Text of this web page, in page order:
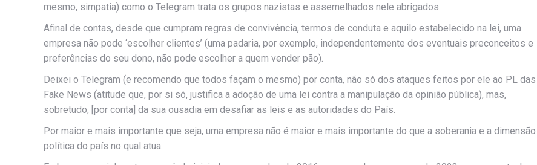
mesmo, simpatia) como o Telegram trata os grupos nazistas e assemelhados nele abrigados.
Afinal de contas, desde que cumpram regras de convivência, termos de conduta e aquilo estabelecido na lei, uma
empresa não pode ‘escolher clientes’ (uma padaria, por exemplo, independentemente dos eventuais preconceitos e
preferências do seu dono, não pode escolher a quem vender pão).
Deixei o Telegram (e recomendo que todos façam o mesmo) por conta, não só dos ataques feitos por ele ao PL das
Fake News (atitude que, por si só, justifica a adoção de uma lei contra a manipulação da opinião pública), mas,
sobretudo, [por conta] da sua ousadia em desafiar as leis e as autoridades do País.
Por maior e mais importante que seja, uma empresa não é maior e mais importante do que a soberania e a dimensão
política do país no qual atua.